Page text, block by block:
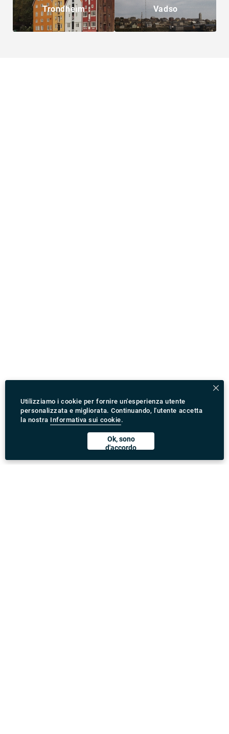
Trondheim Vadso
Utilizziamo i cookie per fornire un'esperienza utente
personalizzata e migliorata. Continuando, l'utente accetta
la nostra Informativa sui cookie.
Ok, sono
d'accordo